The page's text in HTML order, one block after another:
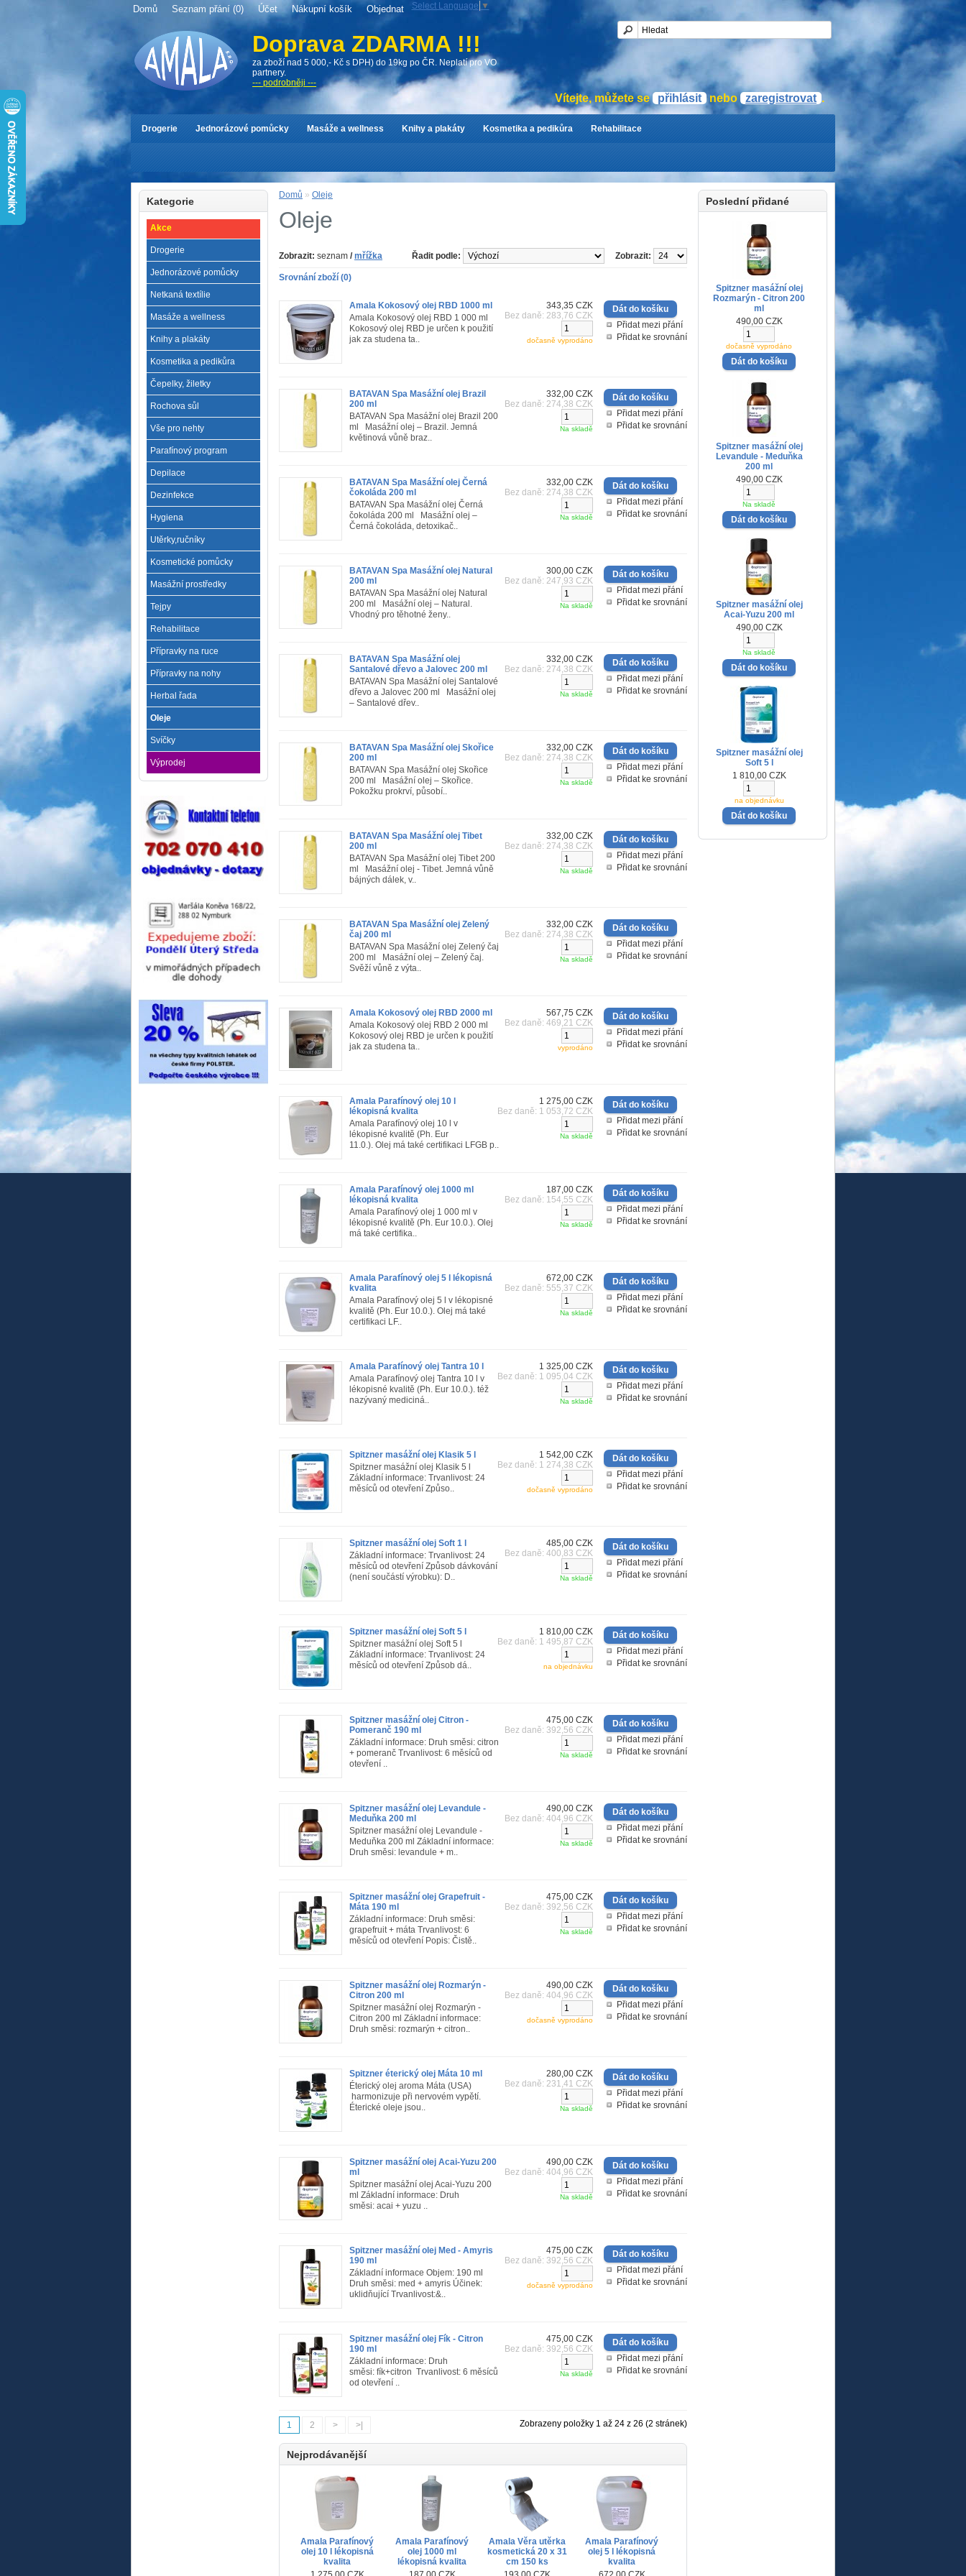
Domů Seznam přání (0) Účet Nákupní košík Objednat Select Language ▼
Doprava ZDARMA !!!
za zboží nad 5 000,- Kč s DPH) do 19kg po ČR. Neplatí pro VO
partnery.
--- podrobněji ---
Vítejte, můžete se přihlásit nebo zaregistrovat .
Drogerie Jednorázové pomůcky Masáže a wellness Knihy a plakáty Kosmetika a pedikůra Rehabilitace
Kategorie
Akce
Drogerie
Jednorázové pomůcky
Netkaná textílie
Masáže a wellness
Knihy a plakáty
Kosmetika a pedikůra
Čepelky, žiletky
Rochova sůl
Vše pro nehty
Parafínový program
Depilace
Dezinfekce
Hygiena
Utěrky,ručníky
Kosmetické pomůcky
Masážní prostředky
Tejpy
Rehabilitace
Přípravky na ruce
Přípravky na nohy
Herbal řada
Oleje
Svíčky
Výprodej
Poslední přidané
Spitzner masážní olej
Rozmarýn - Citron 200
ml
490,00 CZK
dočasně vyprodáno
Spitzner masážní olej
Levandule - Meduňka
200 ml
490,00 CZK
Na skladě
Spitzner masážní olej
Acai-Yuzu 200 ml
490,00 CZK
Na skladě
Spitzner masážní olej
Soft 5 l
1 810,00 CZK
na objednávku
Domů » Oleje
Oleje
Zobrazit: seznam / mřížka Zobrazit:
Řadit podle:
Srovnání zboží (0)
Přidat mezi přání
Přidat ke srovnání
343,35 CZK
Bez daně: 283,76 CZK
dočasně vyprodáno
Amala Kokosový olej RBD 1000 ml
Amala Kokosový olej RBD 1 000 ml
Kokosový olej RBD je určen k použití
jak za studena ta..
Přidat mezi přání
Přidat ke srovnání
332,00 CZK
Bez daně: 274,38 CZK
Na skladě
BATAVAN Spa Masážní olej Brazil
200 ml
BATAVAN Spa Masážní olej Brazil 200
ml Masážní olej – Brazil. Jemná
květinová vůně braz..
Přidat mezi přání
Přidat ke srovnání
332,00 CZK
Bez daně: 274,38 CZK
Na skladě
BATAVAN Spa Masážní olej Černá
čokoláda 200 ml
BATAVAN Spa Masážní olej Černá
čokoláda 200 ml Masážní olej –
Černá čokoláda, detoxikač..
Přidat mezi přání
Přidat ke srovnání
300,00 CZK
Bez daně: 247,93 CZK
Na skladě
BATAVAN Spa Masážní olej Natural
200 ml
BATAVAN Spa Masážní olej Natural
200 ml Masážní olej – Natural.
Vhodný pro těhotné ženy..
Přidat mezi přání
Přidat ke srovnání
332,00 CZK
Bez daně: 274,38 CZK
Na skladě
BATAVAN Spa Masážní olej
Santalové dřevo a Jalovec 200 ml
BATAVAN Spa Masážní olej Santalové
dřevo a Jalovec 200 ml Masážní olej
– Santalové dřev..
Přidat mezi přání
Přidat ke srovnání
332,00 CZK
Bez daně: 274,38 CZK
Na skladě
BATAVAN Spa Masážní olej Skořice
200 ml
BATAVAN Spa Masážní olej Skořice
200 ml Masážní olej – Skořice.
Pokožku prokrví, působí..
Přidat mezi přání
Přidat ke srovnání
332,00 CZK
Bez daně: 274,38 CZK
Na skladě
BATAVAN Spa Masážní olej Tibet
200 ml
BATAVAN Spa Masážní olej Tibet 200
ml Masážní olej - Tibet. Jemná vůně
bájných dálek, v..
Přidat mezi přání
Přidat ke srovnání
332,00 CZK
Bez daně: 274,38 CZK
Na skladě
BATAVAN Spa Masážní olej Zelený
čaj 200 ml
BATAVAN Spa Masážní olej Zelený čaj
200 ml Masážní olej – Zelený čaj.
Svěží vůně z výta..
Přidat mezi přání
Přidat ke srovnání
567,75 CZK
Bez daně: 469,21 CZK
vyprodáno
Amala Kokosový olej RBD 2000 ml
Amala Kokosový olej RBD 2 000 ml
Kokosový olej RBD je určen k použití
jak za studena ta..
Přidat mezi přání
Přidat ke srovnání
1 275,00 CZK
Bez daně: 1 053,72 CZK
Na skladě
Amala Parafínový olej 10 l
lékopisná kvalita
Amala Parafínový olej 10 l v
lékopisné kvalitě (Ph. Eur
11.0.). Olej má také certifikaci LFGB p..
Přidat mezi přání
Přidat ke srovnání
187,00 CZK
Bez daně: 154,55 CZK
Na skladě
Amala Parafínový olej 1000 ml
lékopisná kvalita
Amala Parafínový olej 1 000 ml v
lékopisné kvalitě (Ph. Eur 10.0.). Olej
má také certifika..
Přidat mezi přání
Přidat ke srovnání
672,00 CZK
Bez daně: 555,37 CZK
Na skladě
Amala Parafínový olej 5 l lékopisná
kvalita
Amala Parafínový olej 5 l v lékopisné
kvalitě (Ph. Eur 10.0.). Olej má také
certifikaci LF..
Přidat mezi přání
Přidat ke srovnání
1 325,00 CZK
Bez daně: 1 095,04 CZK
Na skladě
Amala Parafínový olej Tantra 10 l
Amala Parafínový olej Tantra 10 l v
lékopisné kvalitě (Ph. Eur 10.0.). též
nazývaný mediciná..
Přidat mezi přání
Přidat ke srovnání
1 542,00 CZK
Bez daně: 1 274,38 CZK
dočasně vyprodáno
Spitzner masážní olej Klasik 5 l
Spitzner masážní olej Klasik 5 l
Základní informace: Trvanlivost: 24
měsíců od otevření Způso..
Přidat mezi přání
Přidat ke srovnání
485,00 CZK
Bez daně: 400,83 CZK
Na skladě
Spitzner masážní olej Soft 1 l
Základní informace: Trvanlivost: 24
měsíců od otevření Způsob dávkování
(není součástí výrobku): D..
Přidat mezi přání
Přidat ke srovnání
1 810,00 CZK
Bez daně: 1 495,87 CZK
na objednávku
Spitzner masážní olej Soft 5 l
Spitzner masážní olej Soft 5 l
Základní informace: Trvanlivost: 24
měsíců od otevření Způsob dá..
Přidat mezi přání
Přidat ke srovnání
475,00 CZK
Bez daně: 392,56 CZK
Na skladě
Spitzner masážní olej Citron -
Pomeranč 190 ml
Základní informace: Druh směsi: citron
+ pomeranč Trvanlivost: 6 měsíců od
otevření ..
Přidat mezi přání
Přidat ke srovnání
490,00 CZK
Bez daně: 404,96 CZK
Na skladě
Spitzner masážní olej Levandule -
Meduňka 200 ml
Spitzner masážní olej Levandule -
Meduňka 200 ml Základní informace:
Druh směsi: levandule + m..
Přidat mezi přání
Přidat ke srovnání
475,00 CZK
Bez daně: 392,56 CZK
Na skladě
Spitzner masážní olej Grapefruit -
Máta 190 ml
Základní informace: Druh směsi:
grapefruit + máta Trvanlivost: 6
měsíců od otevření Popis: Čistě..
Přidat mezi přání
Přidat ke srovnání
490,00 CZK
Bez daně: 404,96 CZK
dočasně vyprodáno
Spitzner masážní olej Rozmarýn -
Citron 200 ml
Spitzner masážní olej Rozmarýn -
Citron 200 ml Základní informace:
Druh směsi: rozmarýn + citron..
Přidat mezi přání
Přidat ke srovnání
280,00 CZK
Bez daně: 231,41 CZK
Na skladě
Spitzner éterický olej Máta 10 ml
Éterický olej aroma Máta (USA)
harmonizuje při nervovém vypětí.
Éterické oleje jsou..
Přidat mezi přání
Přidat ke srovnání
490,00 CZK
Bez daně: 404,96 CZK
Na skladě
Spitzner masážní olej Acai-Yuzu 200
ml
Spitzner masážní olej Acai-Yuzu 200
ml Základní informace: Druh
směsi: acai + yuzu ..
Přidat mezi přání
Přidat ke srovnání
475,00 CZK
Bez daně: 392,56 CZK
dočasně vyprodáno
Spitzner masážní olej Med - Amyris
190 ml
Základní informace Objem: 190 ml
Druh směsi: med + amyris Účinek:
uklidňující Trvanlivost:&..
Přidat mezi přání
Přidat ke srovnání
475,00 CZK
Bez daně: 392,56 CZK
Na skladě
Spitzner masážní olej Fík - Citron
190 ml
Základní informace: Druh
směsi: fík+citron Trvanlivost: 6 měsíců
od otevření ..
1 2 > >| Zobrazeny položky 1 až 24 z 26 (2 stránek)
Nejprodávanější
Amala Parafínový
olej 10 l lékopisná
kvalita
Amala Parafínový
olej 1000 ml
lékopisná kvalita
Amala Věra utěrka
kosmetická 20 x 31
cm 150 ks
Amala Parafínový
olej 5 l lékopisná
kvalita